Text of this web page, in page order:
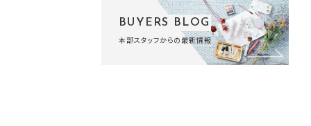
BUYERS BLOG
本部スタッフからの最新情報